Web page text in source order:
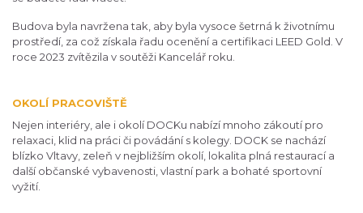
Budova byla navržena tak, aby byla vysoce šetrná k životnímu
prostředí, za což získala řadu ocenění a certifikaci LEED Gold. V
roce 2023 zvítězila v soutěži Kancelář roku.
OKOLÍ PRACOVIŠTĚ
Nejen interiéry, ale i okolí DOCKu nabízí mnoho zákoutí pro
relaxaci, klid na práci či povádání s kolegy. DOCK se nachází
blízko Vltavy, zeleň v nejbližším okolí, lokalita plná restaurací a
další občanské vybavenosti, vlastní park a bohaté sportovní
vyžití.